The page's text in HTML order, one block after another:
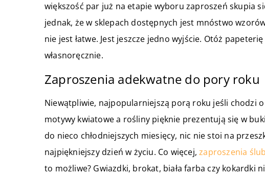
większość par już na etapie wyboru zaproszeń skupia
jednak, że w sklepach dostępnych jest mnóstwo
nie jest łatwe. Jest jeszcze jedno wyjście. Otóż
własnoręcznie.
Zaproszenia adekwatne do pory roku
Niewątpliwie, najpopularniejszą porą roku jeśli chodzi
motywy kwiatowe a rośliny pięknie prezentują się w
do nieco chłodniejszych miesięcy, nic nie stoi na
najpiękniejszy dzień w życiu. Co więcej,zaproszenia
to możliwe? Gwiazdki, brokat, biała farba czy kokardki